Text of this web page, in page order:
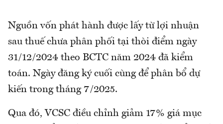
Nguồn vốn phát hành được lấy từ lợi nhuận
sau thuế chưa phân phối tại thòi điểm ngày
31/12/2024 theo BCTC năm 2024 đã kiểm
toán. Ngày đăng ký cuối cùng để phân bổ dự
kiến trong tháng 7/2025.
Qua đó, VCSC điều chỉnh giảm 17% giá mục